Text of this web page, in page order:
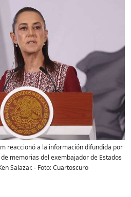
reaccionó a la información difundida por
memorias del exembajador de Estados
Salazar.- Foto:Cuartoscuro